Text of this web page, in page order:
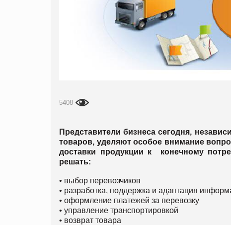
5408
Представители бизнеса сегодня,
товаров, уделяют особое внимание
доставки продукции к конечному
решать:
• выбор перевозчиков
• разработка, поддержка и адаптация
• оформление платежей за перевозку
• управление транспортировкой
• возврат товара